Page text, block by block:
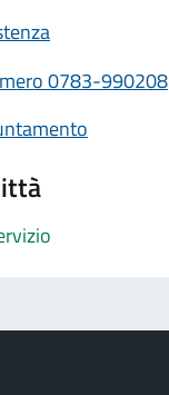
0783-990208